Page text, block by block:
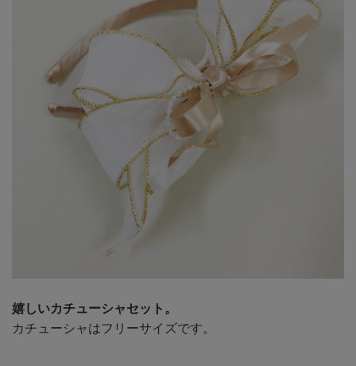
嬉しいカチューシャセット。
カチューシャはフリーサイズです。